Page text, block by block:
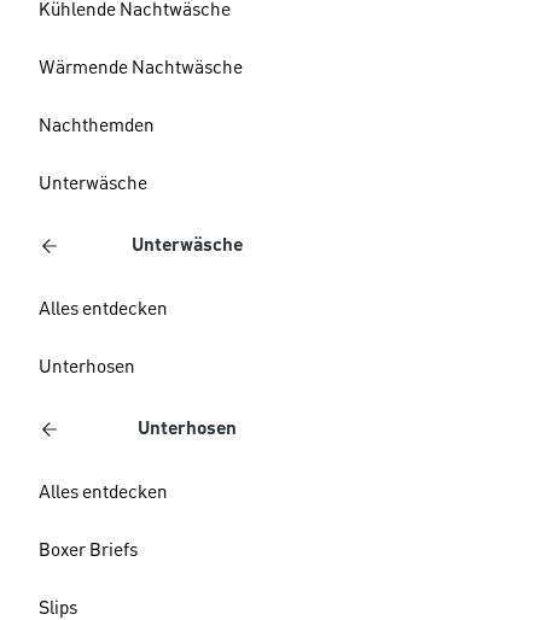
Kühlende Nachtwäsche
Wärmende Nachtwäsche
Nachthemden
Unterwäsche
Unterwäsche
Alles entdecken
Unterhosen
Unterhosen
Alles entdecken
Boxer Briefs
Slips